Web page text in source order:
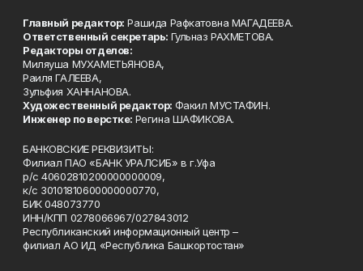
Главный редактор: Рашида Рафкатовна МАГАДЕЕВА.
Ответственный секретарь: Гульназ РАХМЕТОВА.
Редакторы отделов:
Миляуша МУХАМЕТЬЯНОВА,
Раиля ГАЛЕЕВА,
Зульфия ХАННАНОВА.
Художественный редактор: Факил МУСТАФИН.
Инженер по верстке: Регина ШАФИКОВА.
БАНКОВСКИЕ РЕКВИЗИТЫ:
Филиал ПАО «БАНК УРАЛСИБ» в г.Уфа
р/с 40602810200000000009,
к/с 30101810600000000770,
БИК 048073770
ИНН/КПП 0278066967/027843012
Республиканский информационный центр –
филиал АО ИД «Республика Башкортостан»